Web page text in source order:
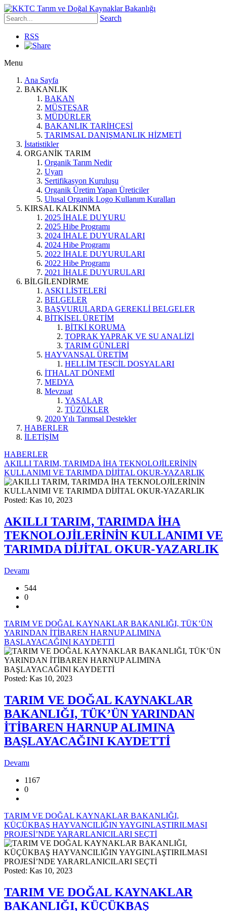
Search
RSS
Menu
Ana Sayfa
BAKANLIK
BAKAN
MÜSTEŞAR
MÜDÜRLER
BAKANLIK TARİHÇESİ
TARIMSAL DANIŞMANLIK HİZMETİ
İstatistikler
ORGANİK TARIM
Organik Tarım Nedir
Uyarı
Sertifikasyon Kuruluşu
Organik Üretim Yapan Üreticiler
Ulusal Organik Logo Kullanım Kuralları
KIRSAL KALKINMA
2025 İHALE DUYURU
2025 Hibe Programı
2024 İHALE DUYURALARI
2024 Hibe Programı
2022 İHALE DUYURULARI
2022 Hibe Programı
2021 İHALE DUYURULARI
BİLGİLENDİRME
ASKI LİSTELERİ
BELGELER
BAŞVURULARDA GEREKLİ BELGELER
BİTKİSEL ÜRETİM
BİTKİ KORUMA
TOPRAK YAPRAK VE SU ANALİZİ
TARIM GÜNLERİ
HAYVANSAL ÜRETİM
HELLİM TESCİL DOSYALARI
İTHALAT DÖNEMİ
MEDYA
Mevzuat
YASALAR
TÜZÜKLER
2020 Yılı Tarımsal Destekler
HABERLER
İLETİŞİM
HABERLER
AKILLI TARIM, TARIMDA İHA TEKNOLOJİLERİNİN
KULLANIMI VE TARIMDA DİJİTAL OKUR-YAZARLIK
Posted: Kas 10, 2023
AKILLI TARIM, TARIMDA İHA
TEKNOLOJİLERİNİN KULLANIMI VE
TARIMDA DİJİTAL OKUR-YAZARLIK
Devamı
544
0
TARIM VE DOĞAL KAYNAKLAR BAKANLIĞI, TÜK’ÜN
YARINDAN İTİBAREN HARNUP ALIMINA
BAŞLAYACAĞINI KAYDETTİ
Posted: Kas 10, 2023
TARIM VE DOĞAL KAYNAKLAR
BAKANLIĞI, TÜK’ÜN YARINDAN
İTİBAREN HARNUP ALIMINA
BAŞLAYACAĞINI KAYDETTİ
Devamı
1167
0
TARIM VE DOĞAL KAYNAKLAR BAKANLIĞI,
KÜÇÜKBAŞ HAYVANCILIĞIN YAYGINLAŞTIRILMASI
PROJESİ’NDE YARARLANICILARI SEÇTİ
Posted: Kas 10, 2023
TARIM VE DOĞAL KAYNAKLAR
BAKANLIĞI, KÜÇÜKBAŞ